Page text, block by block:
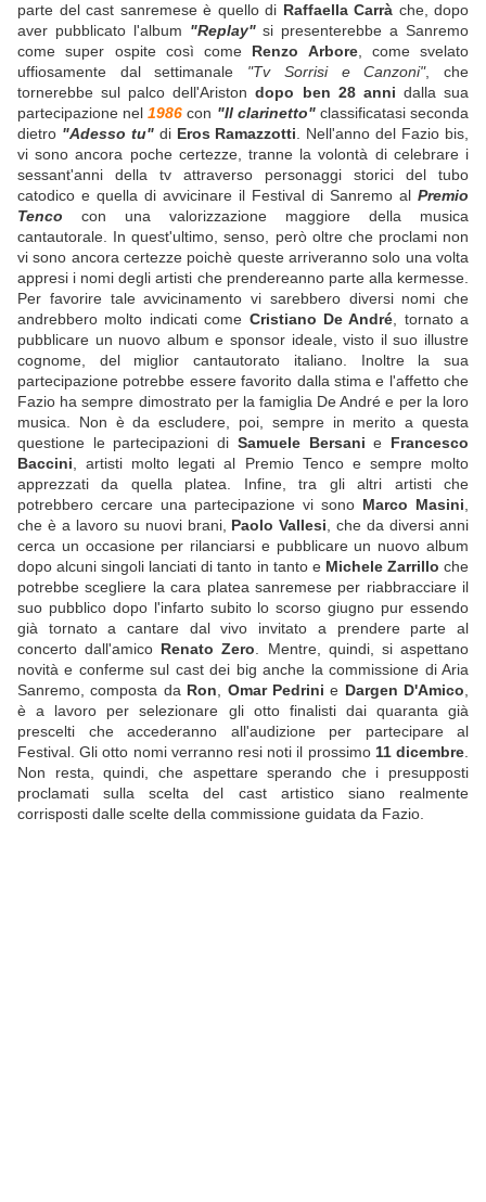
parte del cast sanremese è quello di Raffaella Carrà che, dopo
aver pubblicato l'album "Replay"si presenterebbe a Sanremo
come super ospite così come Renzo Arbore, come svelato
uffiosamente dal settimanale "Tv Sorrisi e Canzoni", che
tornerebbe sul palco dell'Aristondopo ben 28 anni dalla sua
partecipazione nel1986 con "Il clarinetto"classificatasi seconda
dietro "Adesso tu"di Eros Ramazzotti . Nell'anno del Fazio bis,
vi sono ancora poche certezze, tranne la volontà di celebrare i
sessant'anni della tv attraverso personaggi storici del tubo
catodico e quella di avvicinare il Festival di Sanremo al Premio
Tenco con una valorizzazione maggiore della musica
cantautorale. In quest'ultimo, senso, però oltre che proclami non
vi sono ancora certezze poichè queste arriveranno solo una volta
appresi i nomi degli artisti che prendereanno parte alla kermesse.
Per favorire tale avvicinamento vi sarebbero diversi nomi che
andrebbero molto indicati come Cristiano De André , tornato a
pubblicare un nuovo album e sponsor ideale, visto il suo illustre
cognome, del miglior cantautorato italiano. Inoltre la sua
partecipazione potrebbe essere favorito dalla stima e l'affetto che
Fazio ha sempre dimostrato per la famiglia De André e per la loro
musica. Non è da escludere, poi, sempre in merito a questa
questione le partecipazioni di Samuele Bersani e Francesco
Baccini , artisti molto legati al Premio Tenco e sempre molto
apprezzati da quella platea. Infine, tra gli altri artisti che
potrebbero cercare una partecipazione vi sono Marco Masini
che è a lavoro su nuovi brani, Paolo Vallesi , che da diversi anni
cerca un occasione per rilanciarsi e pubblicare un nuovo album
dopo alcuni singoli lanciati di tanto in tanto e Michele Zarrillo che
potrebbe scegliere la cara platea sanremese per riabbracciare il
suo pubblico dopo l'infarto subito lo scorso giugno pur essendo
già tornato a cantare dal vivo invitato a prendere parte al
concerto dall'amico Renato Zero . Mentre, quindi, si aspettano
novità e conferme sul cast dei big anche la commissione di Aria
Sanremo, composta da Ron Omar Pedrini e Dargen D'Amico
è a lavoro per selezionare gli otto finalisti dai quaranta già
prescelti che accederanno all'audizione per partecipare al
Festival. Gli otto nomi verranno resi noti il prossimo 11 dicembre
Non resta, quindi, che aspettare sperando che i presupposti
proclamati sulla scelta del cast artistico siano realmente
corrisposti dalle scelte della commissione guidata da Fazio.